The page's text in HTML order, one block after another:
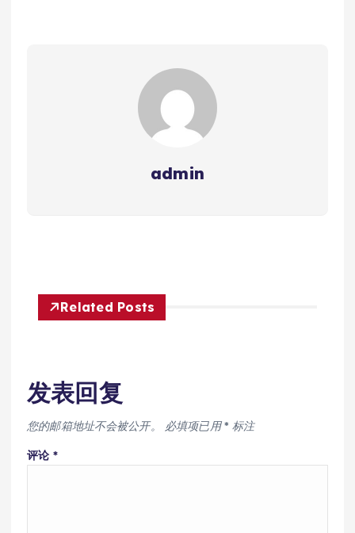
admin
Related Posts
发表回复
您的邮箱地址不会被公开。 必填项已用* 标注
评论 *